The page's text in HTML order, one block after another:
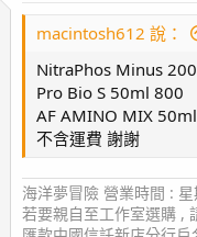
macintosh612 說：
NitraPhos Minus
Pro Bio S 50ml 800
AF AMINO MIX
不含運費 謝謝
海洋夢冒險 營業時間 :
若要親自至工作室選購 ,